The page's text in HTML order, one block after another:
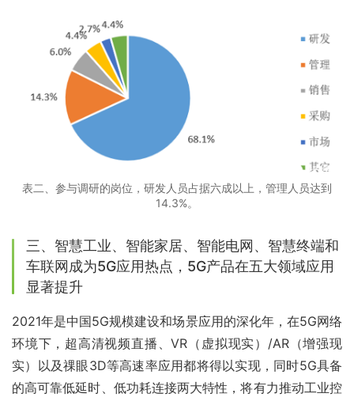
表二、参与调研的岗位，研发人员占据六成以上，管理人员达到
14.3%。
三、智慧工业、智能家居、智能电网、智慧终端和
车联网成为5G应用热点，5G产品在五大领域应用
显著提升
2021年是中国5G规模建设和场景应用的深化年，在5G网络
环境下，超高清视频直播、VR（虚拟现实）/AR（增强现
实）以及祼眼3D等高速率应用都将得以实现，同时5G具备
的高可靠低延时、低功耗连接两大特性，将有力推动工业控